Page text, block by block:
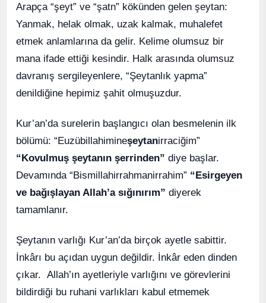
Arapça “şeyt” ve “şatn” kökünden gelen şeytan:
Yanmak, helak olmak, uzak kalmak, muhalefet
etmek anlamlarına da gelir. Kelime olumsuz bir
mana ifade ettiği kesindir. Halk arasında olumsuz
davranış sergileyenlere, “Şeytanlık yapma”
denildiğine hepimiz şahit olmuşuzdur.
Kur’an’da surelerin başlangıcı olan besmelenin ilk
bölümü: “Euzübillahimineşeytanirraciğim”
“Kovulmuş şeytanın şerrinden” diye başlar.
Devamında “Bismillahirrahmanirrahim” “Esirgeyen
ve bağışlayan Allah’a sığınırım” diyerek
tamamlanır.
Şeytanın varlığı Kur’an’da birçok ayetle sabittir.
İnkârı bu açıdan uygun değildir. İnkâr eden dinden
çıkar. Allah’ın ayetleriyle varlığını ve görevlerini
bildirdiği bu ruhani varlıkları kabul etmemek